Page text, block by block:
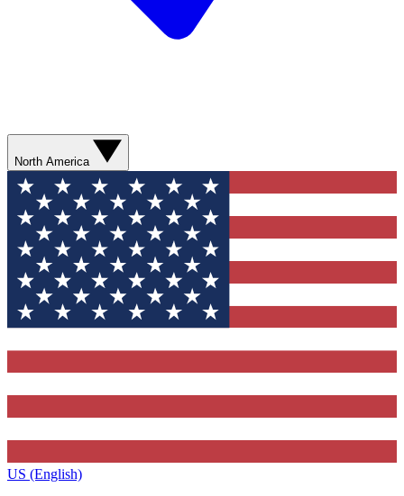
North America
US (English)